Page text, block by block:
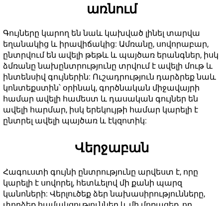
առնում
Գույները կարող են նաև կախված լինել տարվա
եղանակից և իրավիճակից: Ամռանը, սովորաբար,
ընտրվում են ավելի թեթև և պայծառ երանգներ, իսկ
ձմռանը նախընտրությունը տրվում է ավելի մութ և
ինտենսիվ գույներին: Ուշադրություն դարձրեք նաև
կոնտեքստին՝ օրինակ, գործնական միջավայրի
համար ավելի համեստ և դասական գույներ են
ավելի հարմար, իսկ երեկույթի համար կարելի է
ընտրել ավելի պայծառ և էկզոտիկ:
Վերջաբան
Հագուստի գույնի ընտրությունը արվեստ է, որը
կարելի է սովորել, հետևելով մի քանի պարզ
կանոների: Վերլուծեք ձեր նախասիրությունները,